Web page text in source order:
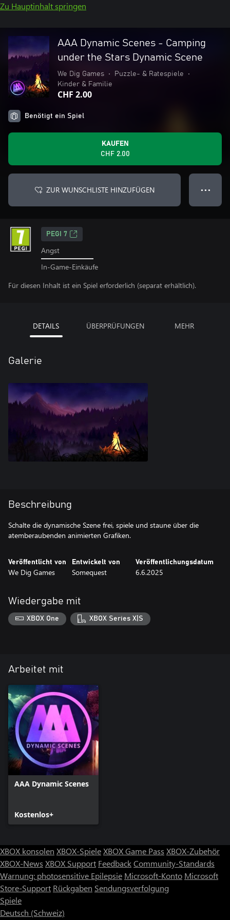
Zu Hauptinhalt springen
AAA Dynamic Scenes - Camping
under the Stars Dynamic Scene
We Dig Games • Puzzle- & Ratespiele
•
Kinder & Familie
CHF 2.00
Benötigt ein Spiel
KAUFEN
CHF 2.00
ZUR WUNSCHLISTE HINZUFÜGEN ● ● ●
PEGI 7
Angst
In-Game-Einkäufe
Für diesen Inhalt ist ein Spiel erforderlich (separat erhältlich).
DETAILS ÜBERPRÜFUNGEN MEHR
Galerie
Beschreibung
Schalte die dynamische Szene frei, spiele und staune über die
atemberaubenden animierten Grafiken.
Veröffentlicht von
We Dig Games
Entwickelt von
Somequest
Veröffentlichungsdatum
6.6.2025
Wiedergabe mit
XBOX One XBOX Series X|S
Arbeitet mit
AAA Dynamic Scenes
Kostenlos+
XBOX konsolen XBOX-SpieleXBOX Game Pass XBOX-Zubehör
XBOX-News XBOX Support FeedbackCommunity-Standards
Warnung: photosensitive Epilepsie Microsoft-Konto Microsoft
Store-Support Rückgaben Sendungsverfolgung
Spiele
Deutsch (Schweiz)